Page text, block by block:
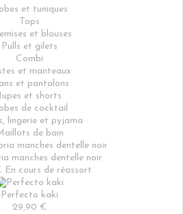
et tuniques
Tops
et blouses
Pulls et gilets
Combi
et manteaux
et pantalons
Jupes et shorts
de cocktail
lingerie et pyjama
de bain
manches dentelle noir
En cours de réassort
Perfecto kaki
29,90 €